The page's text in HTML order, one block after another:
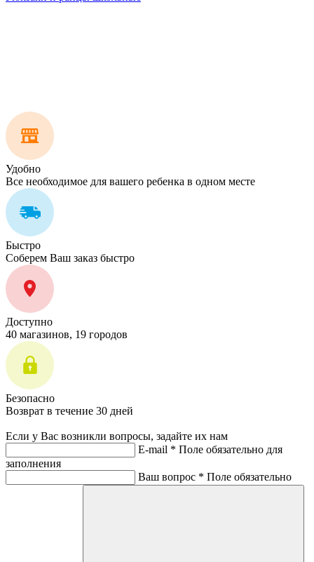
Удобно
Все необходимое для вашего ребенка в одном месте
Быстро
Соберем Ваш заказ быстро
Доступно
40 магазинов, 19 городов
Безопасно
Возврат в течение 30 дней
Если у Вас возникли вопросы, задайте их нам
E-mail * Поле обязательно для
заполнения
Ваш вопрос * Поле обязательно